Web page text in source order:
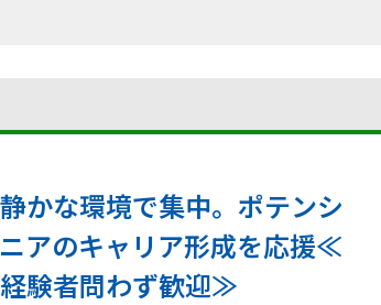
かな環境で集中。ポテンシ
アのキャリア形成を応援≪
験者問わず歓迎≫